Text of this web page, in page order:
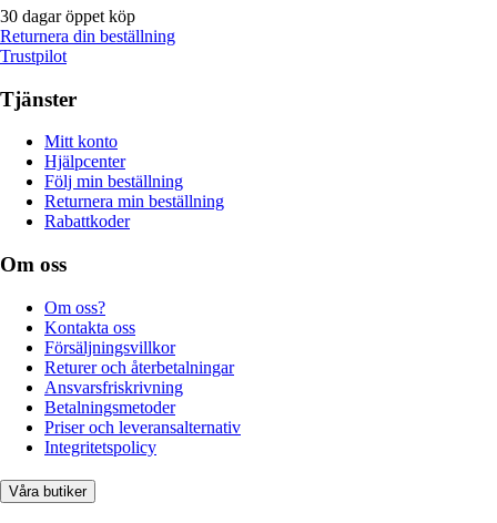
30 dagar öppet köp
Returnera din beställning
Trustpilot
Tjänster
Mitt konto
Hjälpcenter
Följ min beställning
Returnera min beställning
Rabattkoder
Om oss
Om oss?
Kontakta oss
Försäljningsvillkor
Returer och återbetalningar
Ansvarsfriskrivning
Betalningsmetoder
Priser och leveransalternativ
Integritetspolicy
Våra butiker